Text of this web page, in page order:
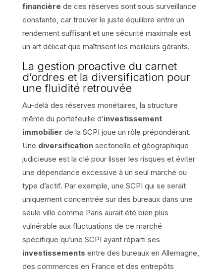
financière de ces réserves sont sous surveillance
constante, car trouver le juste équilibre entre un
rendement suffisant et une sécurité maximale est
un art délicat que maîtrisent les meilleurs gérants.
La gestion proactive du carnet
d’ordres et la diversification pour
une fluidité retrouvée
Au-delà des réserves monétaires, la structure
même du portefeuille d’investissement
immobilier de la SCPI joue un rôle prépondérant.
Une diversificationsectorielle et géographique
judicieuse est la clé pour lisser les risques et éviter
une dépendance excessive à un seul marché ou
type d’actif. Par exemple, une SCPI qui se serait
uniquement concentrée sur des bureaux dans une
seule ville comme Paris aurait été bien plus
vulnérable aux fluctuations de ce marché
spécifique qu’une SCPI ayant réparti ses
investissements entre des bureaux en Allemagne,
des commerces en France et des entrepôts